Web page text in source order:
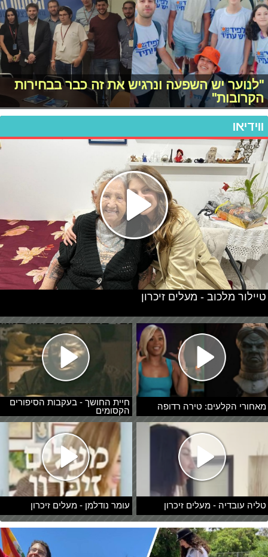
"לנוער יש השפעה ונרגיש את זה כבר בבחירות
הקרובות"
ווידיאו
מאחורי הקלעים: טירה רדופה
חיית החושך - בעקבות הסיפורים
הקסומים
טליה עובדיה - מעלים זיכרון עומר נודלמן - מעלים זיכרון
טיילור מלכוב - מעלים זיכרון